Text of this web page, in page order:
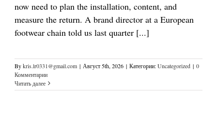
now need to plan the installation, content, and
measure the return. A brand director at a European
footwear chain told us last quarter [...]
Bykris.lr0331@gmail.com | Август 5th, 2026 | Категории:Uncategorized | 0
Комментарии
Читать далее